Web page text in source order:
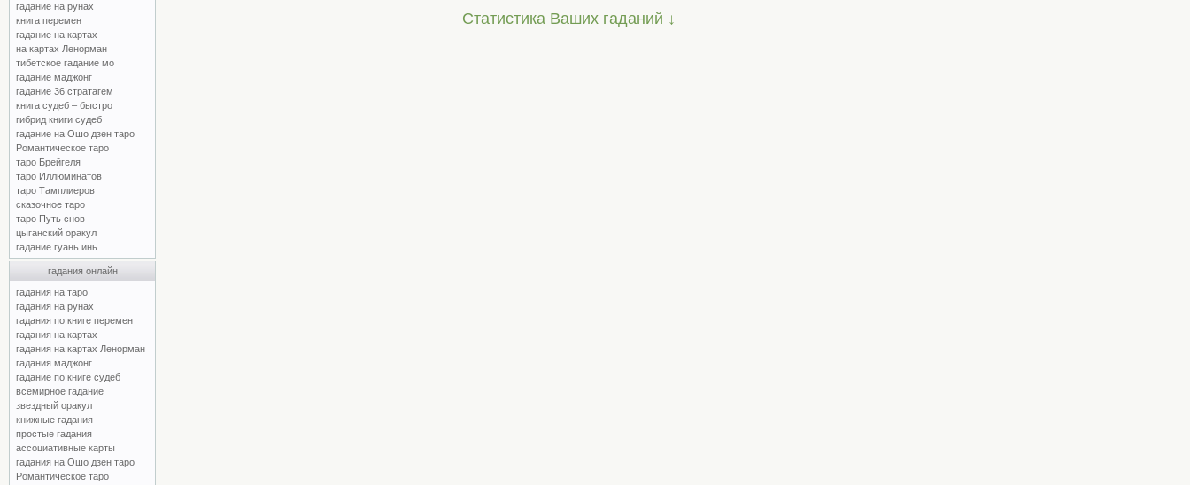
гадание на рунах
книга перемен
гадание на картах
на картах Ленорман
тибетское гадание мо
гадание маджонг
гадание 36 стратагем
книга судеб – быстро
гибрид книги судеб
гадание на Ошо дзен таро
Романтическое таро
таро Брейгеля
таро Иллюминатов
таро Тамплиеров
сказочное таро
таро Путь снов
цыганский оракул
гадание гуань инь
гадания онлайн
гадания на таро
гадания на рунах
гадания по книге перемен
гадания на картах
гадания на картах Ленорман
гадания маджонг
гадание по книге судеб
всемирное гадание
звездный оракул
книжные гадания
простые гадания
ассоциативные карты
гадания на Ошо дзен таро
Романтическое таро
Статистика Ваших гаданий ↓